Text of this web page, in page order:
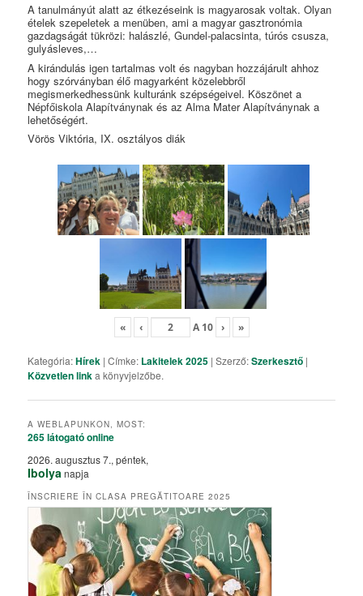
A tanulmányút alatt az étkezéseink is magyarosak voltak. Olyan
ételek szepeletek a menüben, ami a magyar gasztronómia
gazdagságát tükrözi: halászlé, Gundel-palacsinta, túrós csusza,
gulyásleves,…
A kirándulás igen tartalmas volt és nagyban hozzájárult ahhoz
hogy szórványban élő magyarként közelebbről
megismerkedhessünk kulturánk szépségeivel. Köszönet a
Népfőiskola Alapítványnak és az Alma Mater Alapítványnak a
lehetőségért.
Vörös Viktória, IX. osztályos diák
« ‹ A 10 › »
Kategória:Hírek | Címke: Lakitelek 2025 | Szerző:Szerkesztő |
Közvetlen linka könyvjelzőbe.
A WEBLAPUNKON, MOST:
265 látogatóonline
2026. augusztus 7., péntek,
Ibolya napja
ÎNSCRIERE ÎN CLASA PREGĂTITOARE 2025